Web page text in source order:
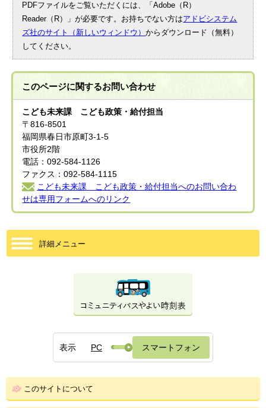
PDFファイルをご覧いただくには、「Adobe（R）
Reader（R）」が必要です。お持ちでない方はアドビシステム
ズ社のサイト（新しいウィンドウ）からダウンロード（無料）
してください。
このページに関するお問い合わせ
こども未来課 こども政策・給付担当
〒816-8501
福岡県春日市原町3-1-5
市役所2階
電話：092-584-1126
ファクス：092-584-1115
こども未来課 こども政策・給付担当へのお問い合わ
せは専用フォームへのリンク
詳細メニュー
表示 PC スマートフォン
このサイトについて